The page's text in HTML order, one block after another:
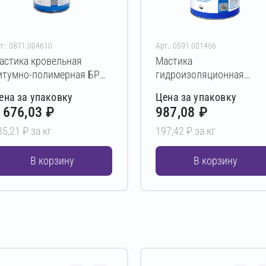
0871.004610
кровельная
полимерная БРИТ
5 кг
за упаковку
676,03 ₽
₽ за кг
В корзину
Арт.: 0591.001456
Мастика
гидроизоляционная
для фундаментов 5 кг
Цена за упаковку
987,08 ₽
197,42 ₽ за кг
В корзину